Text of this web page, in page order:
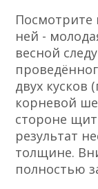
Посмотрите
ней -
весной
двух кусков
корневой
стороне
результат
толщине.
полностью